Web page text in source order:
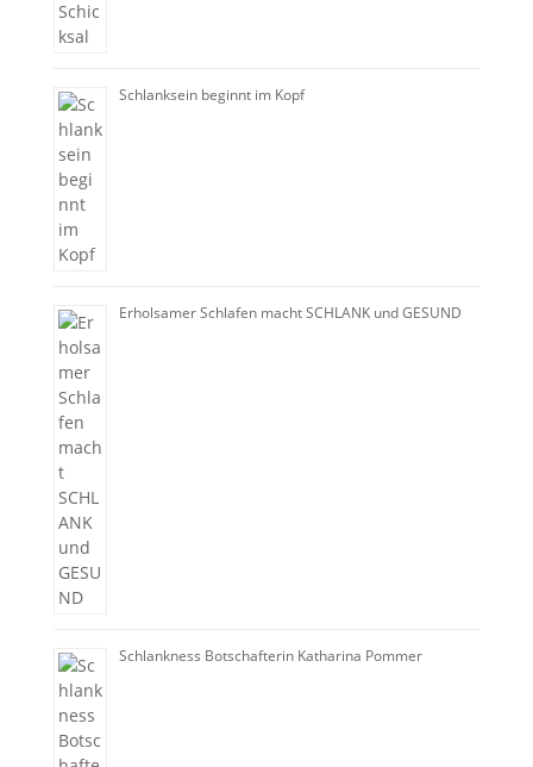
Schlanksein beginnt im Kopf
Erholsamer Schlafen macht SCHLANK und GESUND
Schlankness Botschafterin Katharina Pommer